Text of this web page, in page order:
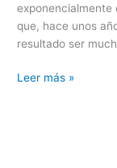
exponencialmente
que, hace unos
resultado ser
Leer más »